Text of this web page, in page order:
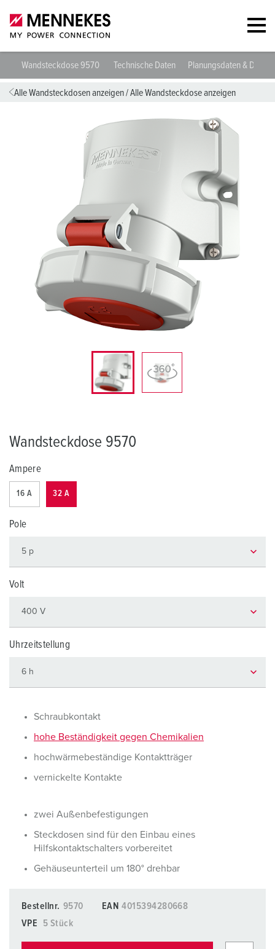
Wandsteckdose 9570 Technische Daten Planungsdaten &
Alle Wandsteckdosen anzeigen/Alle Wandsteckdose anzeigen
Wandsteckdose 9570
Ampere
16 A 32 A
Pole
Volt
Uhrzeitstellung
Schraubkontakt
hohe Beständigkeit gegen Chemikalien
hochwärmebeständige Kontaktträger
vernickelte Kontakte
zwei Außenbefestigungen
Steckdosen sind für den Einbau eines
Hilfskontaktschalters vorbereitet
Gehäuseunterteil um 180° drehbar
Bestellnr. 9570 EAN 4015394280668
VPE
5 Stück